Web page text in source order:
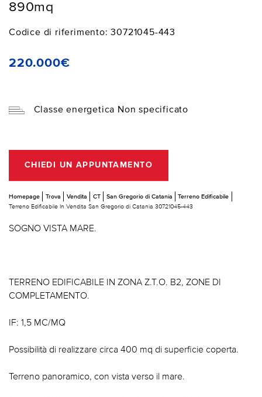
890mq
Codice di riferimento: 30721045-443
220.000€
Classe energetica Non specificato
CHIEDI UN APPUNTAMENTO
Homepage Trova Vendita CT San Gregorio di Catania
Terreno Edificabile
Terreno Edificabile In Vendita San Gregorio di Catania 30721045-443
SOGNO VISTA MARE.
TERRENO EDIFICABILE IN ZONA Z.T.O. B2, ZONE DI
COMPLETAMENTO.
IF: 1,5 MC/MQ
Possibilità di realizzare circa 400 mq di superficie coperta.
Terreno panoramico, con vista verso il mare.